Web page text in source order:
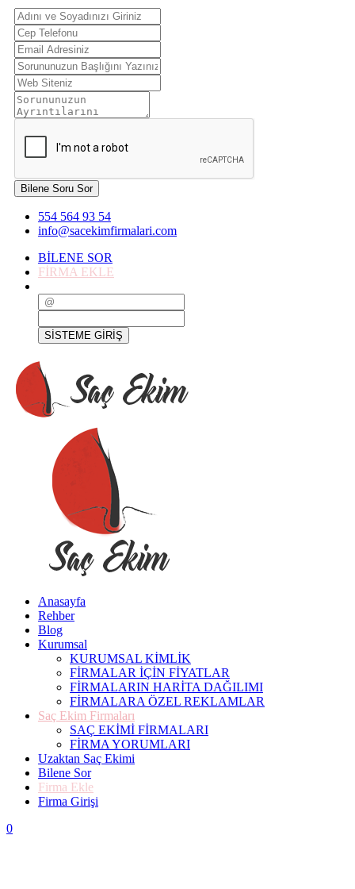
Bilene Soru Sor
554 564 93 54
info@sacekimfirmalari.com
BİLENE SOR
FİRMA EKLE
SİSTEME GİRİŞ
Anasayfa
Rehber
Blog
Kurumsal
KURUMSAL KİMLİK
FİRMALAR İÇİN FİYATLAR
FİRMALARIN HARİTA DAĞILIMI
FİRMALARA ÖZEL REKLAMLAR
Saç Ekim Firmaları
SAÇ EKİMİ FİRMALARI
FİRMA YORUMLARI
Uzaktan Saç Ekimi
Bilene Sor
Firma Ekle
Firma Girişi
0